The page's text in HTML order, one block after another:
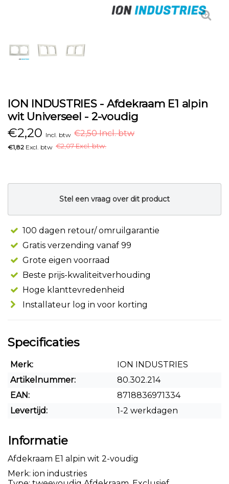
ION INDUSTRIES - Afdekraam E1 alpin
wit Universeel - 2-voudig
€2,20 Incl. btw €2,50 Incl. btw
€1,82 Excl. btw €2,07 Excl. btw.
Stel een vraag over dit product
100 dagen retour/ omruilgarantie
Gratis verzending vanaf 99
Grote eigen voorraad
Beste prijs-kwaliteitverhouding
Hoge klanttevredenheid
Installateur log in voor korting
Specificaties
Merk:
ION INDUSTRIES
Artikelnummer:
80.302.214
EAN:
8718836971334
Levertijd:
1-2 werkdagen
Informatie
Afdekraam E1 alpin wit 2-voudig
Merk: ion industries